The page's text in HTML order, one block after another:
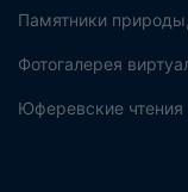
Памятники
Фотогалерея
Юферевские чтения